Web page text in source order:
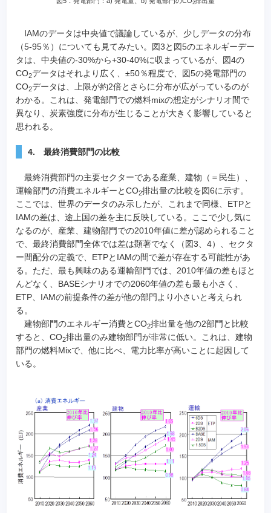
2
IAMのデータは中央値で議論しているが、少しデータの分布
（5-95％）についても見てみたい。図3と図5のエネルギーデー
タは、中央値の-30%から+30-40%に収まっているが、図4の
CO2データはそれより広く、±50％程度で、図5の発電部門の
CO2データは、上限が約2倍とさらに分布が広がっているのが
わかる。これは、発電部門での燃料mixの想定がシナリオ間で
異なり、炭素強度に分布が生じることが大きく影響していると
思われる。
4. 最終消費部門の比較
最終消費部門の主要セクターである産業、建物（＝民生）、
運輸部門の消費エネルギーとCO2排出量の比較を図6に示す。
ここでは、世界のデータのみ示したが、これまで同様、ETPと
IAMの差は、途上国の差を主に反映している。ここで少し気に
なるのが、産業、建物部門での2010年値に差が認められること
で、最終消費部門全体では差は顕著でなく（図3、4）、セクタ
ー間配分の定義で、ETPとIAMの間で差が存在する可能性があ
る。ただ、最も興味のある運輸部門では、2010年値の差もほと
んどなく、BASEシナリオでの2060年値の差も最も小さく、
ETP、IAMの前提条件の差が他の部門より小さいと考えられ
る。
建物部門のエネルギー消費とCO2排出量を他の2部門と比較
すると、CO2排出量のみ建物部門が非常に低い。これは、建物
部門の燃料Mixで、他に比べ、電力比率が高いことに起因して
いる。